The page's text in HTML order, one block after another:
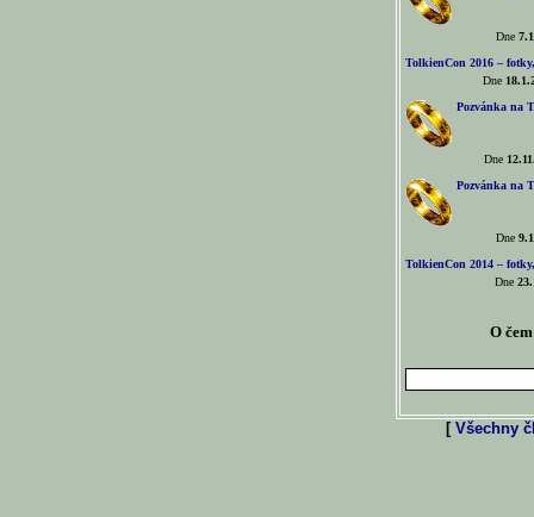
Dne
TolkienCon 2016 –
Dne
Pozvánka na
Dne
Pozvánka na
Dne
TolkienCon 2014 –
Dne
O
[ Všechny